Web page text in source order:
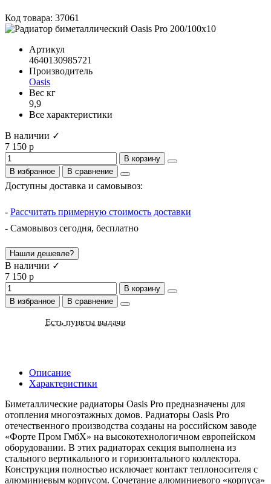
Код товара: 37061
Артикул
4640130985721
Производитель
Oasis
Вес кг
9,9
Все характеристики
В наличии ✓
7 150 р
В корзину
В избранное
В сравнение
Доступны доставка и самовывоз:
- Рассчитать примерную стоимость доставки
- Самовывоз сегодня, бесплатно
Нашли дешевле?
В наличии ✓
7 150 р
В корзину
В избранное
В сравнение
Есть пункты выдачи
Описание
Характеристики
Биметаллические радиаторы Oasis Pro предназначены для
отопления многоэтажных домов. Радиаторы Oasis Pro
отечественного производства созданы на российском заводе
«Форте Пром ГмбХ» на высокотехнологичном европейском
оборудовании. В этих радиаторах секция выполнена из
стального вертикального и горизонтального коллектора.
Конструкция полностью исключает контакт теплоносителя с
алюминиевым корпусом. Сочетание алюминиевого «корпуса»